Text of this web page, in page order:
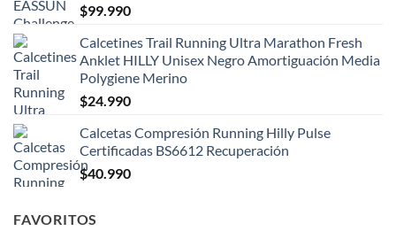
$99.990
Calcetines Trail Running Ultra Marathon Fresh
Anklet HILLY Unisex Negro Amortiguación Media
Polygiene Merino
$24.990
Calcetas Compresión Running Hilly Pulse
Certificadas BS6612 Recuperación
$40.990
FAVORITOS